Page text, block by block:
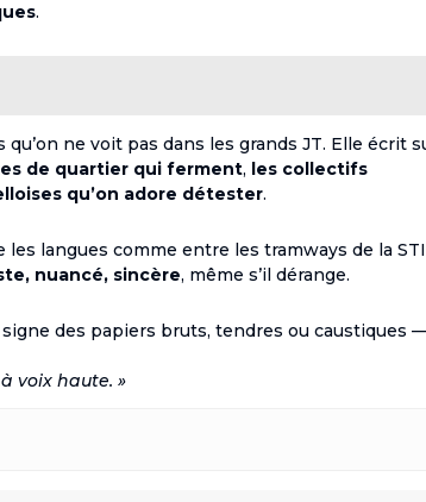
.
qu’on ne voit pas dans les grands JT. Elle écrit
de quartier qui ferment, les collectifs
qu’on adore détester.
langues comme entre les tramways de la
nuancé, sincère, même s’il dérange.
signe des papiers bruts, tendres ou caustiques
voix haute. »